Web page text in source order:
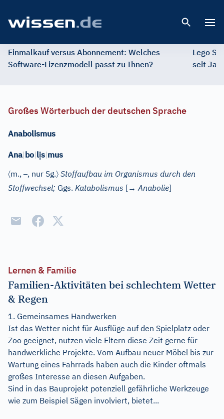
Einmalkauf versus Abonnement: Welches
Software-Lizenzmodell passt zu Ihnen?
Lego
seit
Großes Wörterbuch der deutschen Sprache
Anabolismus
Ana|bo|lịs|mus
〈m.,–, nur Sg.〉 Stoffaufbau im Organismus durch den
Stoffwechsel; Ggs. Katabolismus [→Anabolie]
Lernen & Familie
Familien-Aktivitäten bei schlechtem Wetter
& Regen
1. Gemeinsames Handwerken
Ist das Wetter nicht für Ausflüge auf den Spielplatz oder
Zoo geeignet, nutzen viele Eltern diese Zeit gerne für
handwerkliche Projekte. Vom Aufbau neuer Möbel bis zur
Wartung eines Fahrrads haben auch die Kinder oftmals
großes Interesse an diesen Aufgaben.
Sind in das Bauprojekt potenziell gefährliche Werkzeuge
wie zum Beispiel Sägen involviert, bietet...